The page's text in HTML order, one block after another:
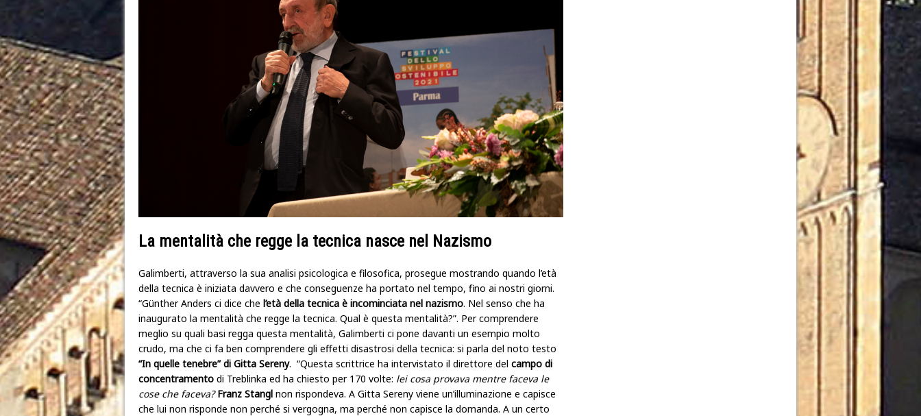
La mentalità che regge la tecnica nasce nel Nazismo
Galimberti, attraverso la sua analisi psicologica e filosofica, prosegue mostrando quando l’età
della tecnica è iniziata davvero e che conseguenze ha portato nel tempo, fino ai nostri giorni.
“Günther Anders ci dice che l’età della tecnica è incominciata nel nazismo. Nel senso che ha
inaugurato la mentalità che regge la tecnica. Qual è questa mentalità?”. Per comprendere
meglio su quali basi regga questa mentalità, Galimberti ci pone davanti un esempio molto
crudo, ma che ci fa ben comprendere gli effetti disastrosi della tecnica: si parla del noto testo
“In quelle tenebre” di Gitta Sereny. “Questa scrittrice ha intervistato il direttore del campo di
concentramento di Treblinka ed ha chiesto per 170 volte: lei cosa provava mentre faceva le
cose che faceva? Franz Stangl non rispondeva. A Gitta Sereny viene un’illuminazione e capisce
che lui non risponde non perché si vergogna, ma perché non capisce la domanda. A un certo